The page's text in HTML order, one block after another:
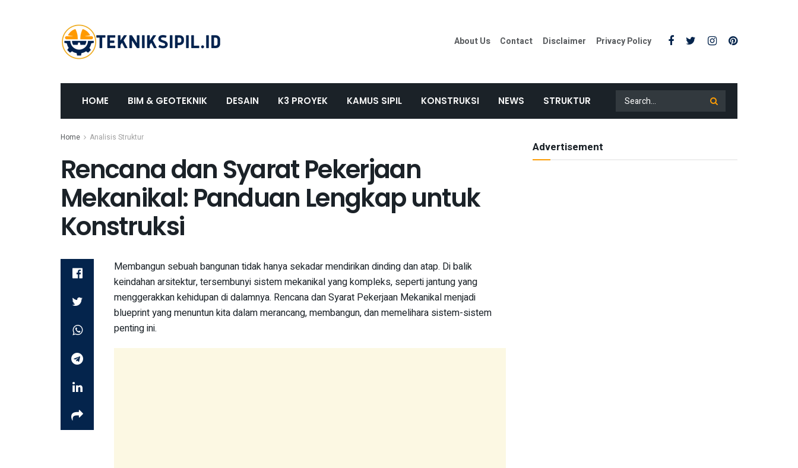
About Us Contact Disclaimer Privacy Policy
HOME BIM & GEOTEKNIK DESAIN K3 PROYEK KAMUS SIPIL KONSTRUKSI NEWS STRUKTUR
Home Analisis Struktur
Rencana dan Syarat Pekerjaan
Mekanikal: Panduan Lengkap untuk
Konstruksi
Membangun sebuah bangunan tidak hanya sekadar mendirikan dinding dan atap. Di balik
keindahan arsitektur, tersembunyi sistem mekanikal yang kompleks, seperti jantung yang
menggerakkan kehidupan di dalamnya. Rencana dan Syarat Pekerjaan Mekanikal menjadi
blueprint yang menuntun kita dalam merancang, membangun, dan memelihara sistem-sistem
penting ini.
Advertisement